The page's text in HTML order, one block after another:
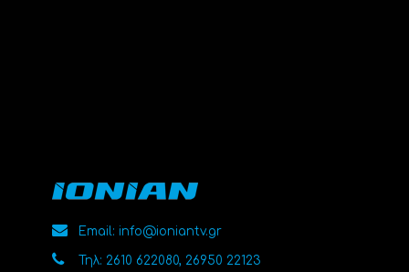
Email: info@ioniantv.gr
Τηλ: 2610 622080, 26950 22123